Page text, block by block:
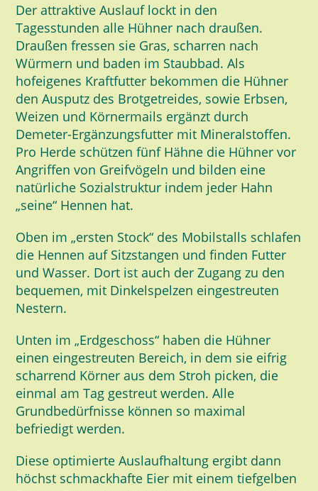
Der attraktive Auslauf lockt in den
Tagesstunden alle Hühner nach draußen.
Draußen fressen sie Gras, scharren nach
Würmern und baden im Staubbad. Als
hofeigenes Kraftfutter bekommen die Hühner
den Ausputz des Brotgetreides, sowie Erbsen,
Weizen und Körnermails ergänzt durch
Demeter-Ergänzungsfutter mit Mineralstoffen.
Pro Herde schützen fünf Hähne die Hühner vor
Angriffen von Greifvögeln und bilden eine
natürliche Sozialstruktur indem jeder Hahn
„seine“ Hennen hat.
Oben im „ersten Stock“ des Mobilstalls schlafen
die Hennen auf Sitzstangen und finden Futter
und Wasser. Dort ist auch der Zugang zu den
bequemen, mit Dinkelspelzen eingestreuten
Nestern.
Unten im „Erdgeschoss“ haben die Hühner
einen eingestreuten Bereich, in dem sie eifrig
scharrend Körner aus dem Stroh picken, die
einmal am Tag gestreut werden. Alle
Grundbedürfnisse können so maximal
befriedigt werden.
Diese optimierte Auslaufhaltung ergibt dann
höchst schmackhafte Eier mit einem tiefgelben